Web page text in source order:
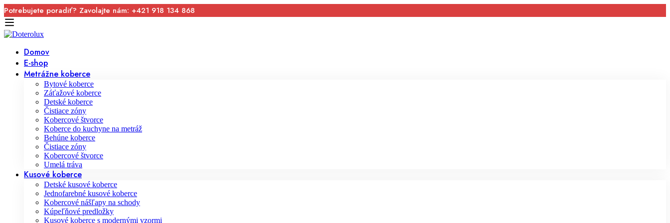
Potrebujete poradiť? Zavolajte nám: +421 918 134 868
Domov
E-shop
Metrážne koberce
Bytové koberce
Záťažové koberce
Detské koberce
Čistiace zóny
Kobercové štvorce
Koberce do kuchyne na metráž
Behúne koberce
Čistiace zóny
Kobercové štvorce
Umelá tráva
Kusové koberce
Detské kusové koberce
Jednofarebné kusové koberce
Kobercové nášľapy na schody
Kúpeľňové predložky
Kusové koberce s modernými vzormi